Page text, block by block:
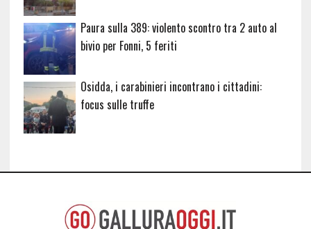
Paura sulla 389: violento scontro tra 2 auto al
bivio per Fonni, 5 feriti
Osidda, i carabinieri incontrano i cittadini:
focus sulle truffe